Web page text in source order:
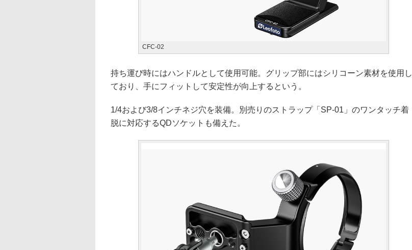
CFC-02
持ち運び時にはハンドルとして使用可能。グリップ部にはシリコーン素材を使用し
ており、手にフィットして安定性が向上するという。
1/4および3/8インチネジ穴を装備。別売りのストラップ「SP-01」のワンタッチ着
脱に対応するQDソケットも備えた。